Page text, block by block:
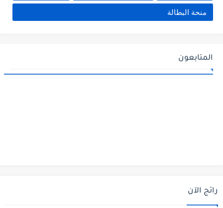
منحة البطالة
المتابعون
رائج الآن